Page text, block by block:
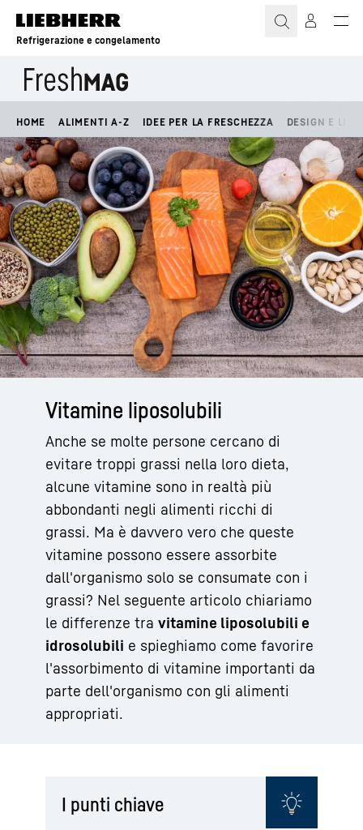
Refrigerazione e congelamento
HOME ALIMENTI A-Z IDEE PER LA FRESCHEZZA DESIGN E
Vitamine liposolubili
Anche se molte persone cercano di
evitare troppi grassi nella loro dieta,
alcune vitamine sono in realtà più
abbondanti negli alimenti ricchi di
grassi. Ma è davvero vero che queste
vitamine possono essere assorbite
dall'organismo solo se consumate con i
grassi? Nel seguente articolo chiariamo
le differenze tra vitamine liposolubili e
idrosolubili e spieghiamo come favorire
l'assorbimento di vitamine importanti da
parte dell'organismo con gli alimenti
appropriati.
I punti chiave